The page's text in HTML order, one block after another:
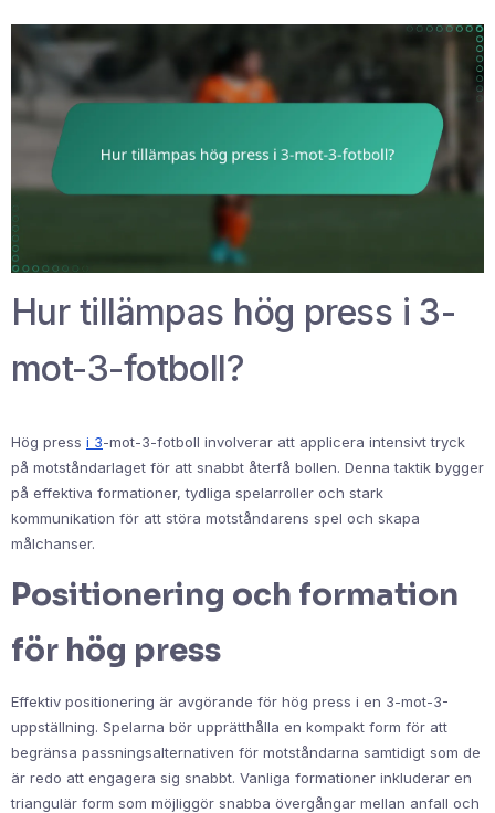
Hur tillämpas hög press i 3-
mot-3-fotboll?
Hög press i 3-mot-3-fotboll involverar att applicera intensivt tryck
på motståndarlaget för att snabbt återfå bollen. Denna taktik bygger
på effektiva formationer, tydliga spelarroller och stark
kommunikation för att störa motståndarens spel och skapa
målchanser.
Positionering och formation
för hög press
Effektiv positionering är avgörande för hög press i en 3-mot-3-
uppställning. Spelarna bör upprätthålla en kompakt form för att
begränsa passningsalternativen för motståndarna samtidigt som de
är redo att engagera sig snabbt. Vanliga formationer inkluderar en
triangulär form som möjliggör snabba övergångar mellan anfall och